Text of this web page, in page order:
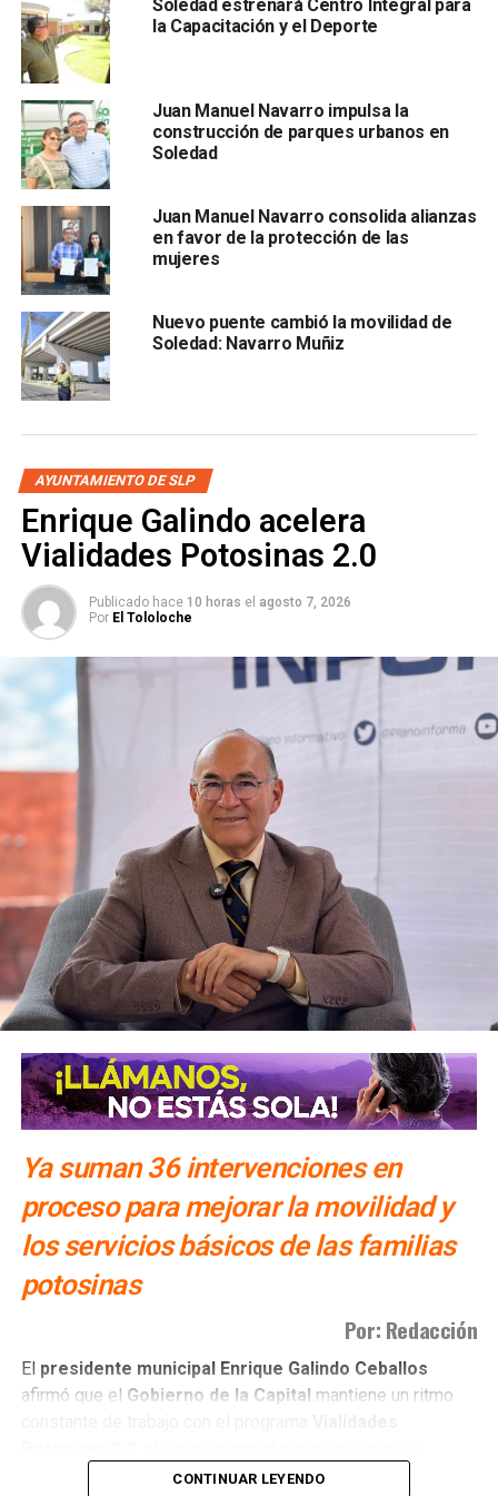
Vázquez Alejandro; en Secundaria, Rocío Gabriela Martínez
Silva; en Secundaria Técnica, el profesor Alfonso Caballero
de la Cruz; en Telesecundaria, la profesora Karla Judith
Martínez Sánchez; en Educación Física Preescolar, Ana
Cristina Rico Luna; en Educación Física Primaria, Modesto
Morales Sustaita; y en Educación Especial, el maestro
Arely Raciel Mercado García. Asimismo, se entregaron
premios estatales al profesor Al
ejandro Villaseñor
Calvillo,
Jesús Gabriel Salazar León, Premio Estatal de Secundaria
ARTÍCULOS RELACIONADOS:
DÍA DEL MAESTRO
PREMIO MUNICIPAL DE EDUCACIÓN
SIGUIENTE
Interapas repara fuga en zona de difícil acceso
rumbo a la Presa San José
NO TE PIERDAS
Renuevan Consejo Municipal de Protección Civil en
Pozos
Soledad estrenará Centro Integral para
la Capacitación y el Deporte
Juan Manuel Navarro impulsa la
construcción de parques urbanos en
Soledad
Juan Manuel Navarro consolida alianzas
en favor de la protección de las
mujeres
Nuevo puente cambió la movilidad de
Soledad: Navarro Muñiz
AYUNTAMIENTO DE SLP
Enrique Galindo acelera
Vialidades Potosinas 2.0
Publicado hace 10 horas el agosto 7, 2026
Por El Tololoche
Ya suman 36 intervenciones en
proceso para mejorar la movilidad y
los servicios básicos de las familias
potosinas
Por: Redacción
El presidente municipal Enrique Galindo Ceballos
afirmó que el Gobierno de la Capital mantiene un ritmo
pavimentación e infraestructura en distintos sectores de
CONTINUAR LEYENDO